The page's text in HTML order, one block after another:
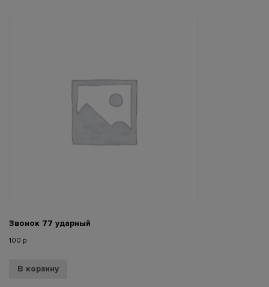
Звонок 77 ударный
100 р
В корзину